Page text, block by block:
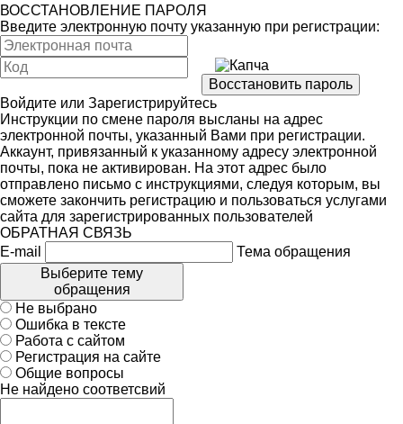
ВОССТАНОВЛЕНИЕ ПАРОЛЯ
Введите электронную почту указанную при регистрации:
Войдите или Зарегистрируйтесь
Инструкции по смене пароля высланы на адрес
электронной почты, указанный Вами при регистрации.
Аккаунт, привязанный к указанному адресу электронной
почты, пока не активирован. На этот адрес было
отправлено письмо с инструкциями, следуя которым, вы
сможете закончить регистрацию и пользоваться услугами
сайта для зарегистрированных пользователей
ОБРАТНАЯ СВЯЗЬ
E-mail
Тема обращения
Выберите тему
обращения
Не выбрано
Ошибка в тексте
Работа с сайтом
Регистрация на сайте
Общие вопросы
Не найдено соответсвий